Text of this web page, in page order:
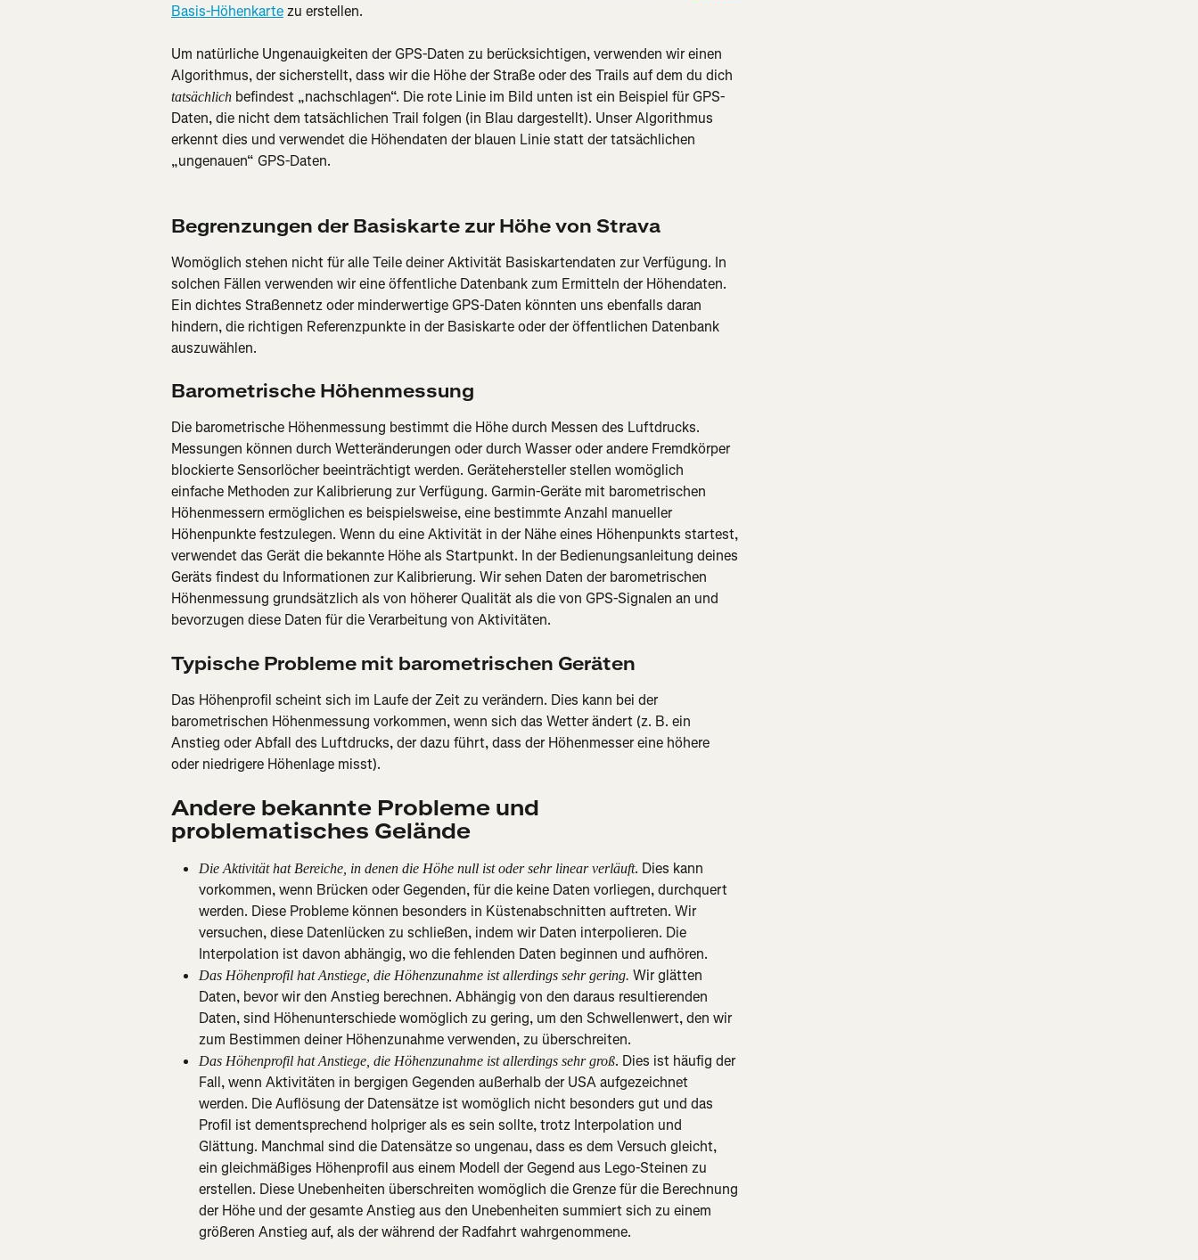
Basis-Höhenkarte zu erstellen.
Um natürliche Ungenauigkeiten der GPS-Daten zu berücksichtigen, verwenden wir einen
Algorithmus, der sicherstellt, dass wir die Höhe der Straße oder des Trails auf dem du dich
tatsächlich befindest „nachschlagen“. Die rote Linie im Bild unten ist ein Beispiel für GPS-
Daten, die nicht dem tatsächlichen Trail folgen (in Blau dargestellt). Unser Algorithmus
erkennt dies und verwendet die Höhendaten der blauen Linie statt der tatsächlichen
„ungenauen“ GPS-Daten.
Begrenzungen der Basiskarte zur Höhe von Strava
Womöglich stehen nicht für alle Teile deiner Aktivität Basiskartendaten zur Verfügung. In
solchen Fällen verwenden wir eine öffentliche Datenbank zum Ermitteln der Höhendaten.
Ein dichtes Straßennetz oder minderwertige GPS-Daten könnten uns ebenfalls daran
hindern, die richtigen Referenzpunkte in der Basiskarte oder der öffentlichen Datenbank
auszuwählen.
Barometrische Höhenmessung
Die barometrische Höhenmessung bestimmt die Höhe durch Messen des Luftdrucks.
Messungen können durch Wetteränderungen oder durch Wasser oder andere Fremdkörper
blockierte Sensorlöcher beeinträchtigt werden. Gerätehersteller stellen womöglich
einfache Methoden zur Kalibrierung zur Verfügung. Garmin-Geräte mit barometrischen
Höhenmessern ermöglichen es beispielsweise, eine bestimmte Anzahl manueller
Höhenpunkte festzulegen. Wenn du eine Aktivität in der Nähe eines Höhenpunkts startest,
verwendet das Gerät die bekannte Höhe als Startpunkt. In der Bedienungsanleitung deines
Geräts findest du Informationen zur Kalibrierung. Wir sehen Daten der barometrischen
Höhenmessung grundsätzlich als von höherer Qualität als die von GPS-Signalen an und
bevorzugen diese Daten für die Verarbeitung von Aktivitäten.
Typische Probleme mit barometrischen Geräten
Das Höhenprofil scheint sich im Laufe der Zeit zu verändern. Dies kann bei der
barometrischen Höhenmessung vorkommen, wenn sich das Wetter ändert (z. B. ein
Anstieg oder Abfall des Luftdrucks, der dazu führt, dass der Höhenmesser eine höhere
oder niedrigere Höhenlage misst).
Andere bekannte Probleme und
problematisches Gelände
Die Aktivität hat Bereiche, in denen die Höhe null ist oder sehr linear verläuft. Dies kann
vorkommen, wenn Brücken oder Gegenden, für die keine Daten vorliegen, durchquert
werden. Diese Probleme können besonders in Küstenabschnitten auftreten. Wir
versuchen, diese Datenlücken zu schließen, indem wir Daten interpolieren. Die
Interpolation ist davon abhängig, wo die fehlenden Daten beginnen und aufhören.
Das Höhenprofil hat Anstiege, die Höhenzunahme ist allerdings sehr gering. Wir glätten
Daten, bevor wir den Anstieg berechnen. Abhängig von den daraus resultierenden
Daten, sind Höhenunterschiede womöglich zu gering, um den Schwellenwert, den wir
zum Bestimmen deiner Höhenzunahme verwenden, zu überschreiten.
Das Höhenprofil hat Anstiege, die Höhenzunahme ist allerdings sehr groß. Dies ist häufig der
Fall, wenn Aktivitäten in bergigen Gegenden außerhalb der USA aufgezeichnet
werden. Die Auflösung der Datensätze ist womöglich nicht besonders gut und das
Profil ist dementsprechend holpriger als es sein sollte, trotz Interpolation und
Glättung. Manchmal sind die Datensätze so ungenau, dass es dem Versuch gleicht,
ein gleichmäßiges Höhenprofil aus einem Modell der Gegend aus Lego-Steinen zu
erstellen. Diese Unebenheiten überschreiten womöglich die Grenze für die Berechnung
der Höhe und der gesamte Anstieg aus den Unebenheiten summiert sich zu einem
größeren Anstieg auf, als der während der Radfahrt wahrgenommene.